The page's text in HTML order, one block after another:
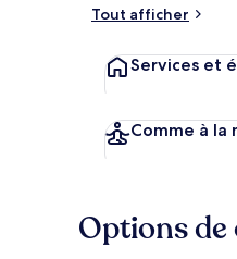
Tout afficher
Services et
Comme à la
Options